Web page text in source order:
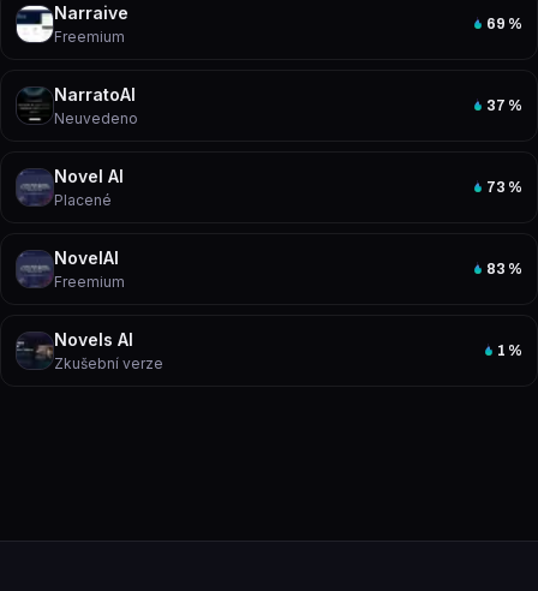
Narraive
Freemium
69 %
NarratoAI
Neuvedeno
37 %
Novel AI
Placené
73 %
NovelAI
Freemium
83 %
Novels AI
Zkušební verze
1 %